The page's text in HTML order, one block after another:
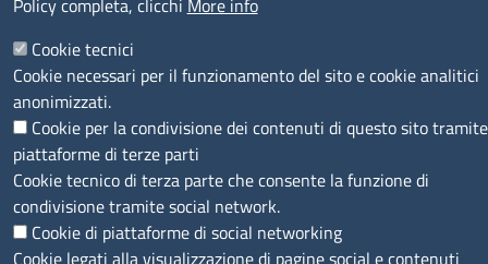
SEGUICI SU
MENÙ PRIVACY
Note legali Privacy e cookie policy Accesso riservato
© 2023 SNI Servizio Nuove Imprese
Policy completa, clicchi More info
Cookie tecnici
Cookie necessari per il funzionamento del sito e cookie analitici
anonimizzati.
Cookie per la condivisione dei contenuti di questo sito tramite
piattaforme di terze parti
Cookie tecnico di terza parte che consente la funzione di
condivisione tramite social network.
Cookie di piattaforme di social networking
Cookie legati alla visualizzazione di pagine social e contenuti